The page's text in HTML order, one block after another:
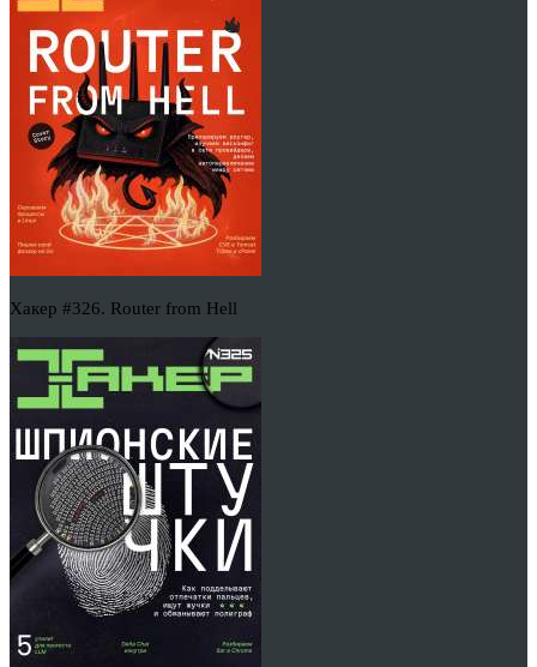
Хакер #326. Router from Hell